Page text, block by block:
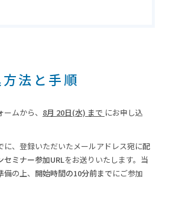
法と手順
ムから、 8月 20日(水) まで にお申し込
に、登録いただいたメールアドレス宛に配
セミナー参加URLをお送りいたします。当
の上、 開始時間の10分前までにご参加